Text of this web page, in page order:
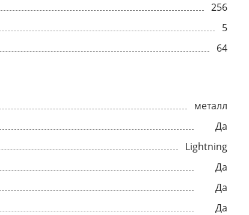
256
5
64
металл
Да
Lightning
Да
Да
Да